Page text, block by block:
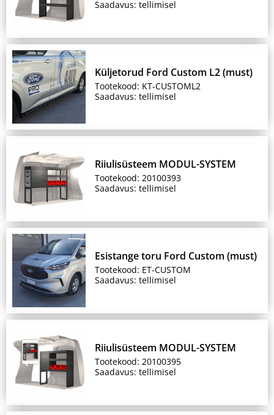
Saadavus: tellimisel
Küljetorud Ford Custom L2 (must)
Tootekood: KT-CUSTOML2
Saadavus: tellimisel
Riiulisüsteem MODUL-SYSTEM
Tootekood: 20100393
Saadavus: tellimisel
Esistange toru Ford Custom (must)
Tootekood: ET-CUSTOM
Saadavus: tellimisel
Riiulisüsteem MODUL-SYSTEM
Tootekood: 20100395
Saadavus: tellimisel